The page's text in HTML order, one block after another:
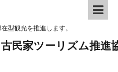
型観光を推進します。
古民家ツーリズム推進